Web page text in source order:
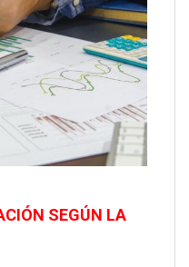
SEGÚN LA